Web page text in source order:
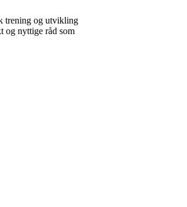
trening og utvikling
og nyttige råd som